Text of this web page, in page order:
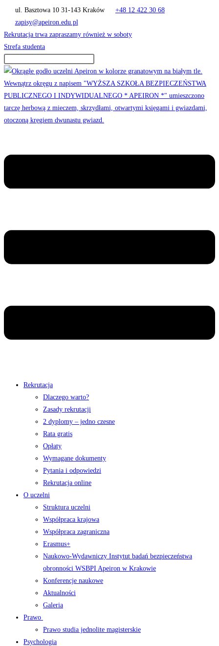
Skip
content
ul. Basztowa 10 31-143 Kraków
+48 12 422 30 68
zapisy@apeiron.edu.pl
Rekrutacja trwa zapraszamy również w soboty
Strefa studenta
Rekrutacja
Dlaczego warto?
Zasady rekrutacji
2 dyplomy – jedno czesne
Rata gratis
Opłaty
Wymagane dokumenty
Pytania i odpowiedzi
Rekrutacja online
O uczelni
Struktura uczelni
Współpraca krajowa
Współpraca zagraniczna
Erasmus+
Naukowo-Wydawniczy Instytut badań bezpieczeństwa
obronności WSBPI Apeiron w Krakowie
Konferencje naukowe
Aktualności
Galeria
Prawo
Prawo studia jednolite magisterskie
Psychologia